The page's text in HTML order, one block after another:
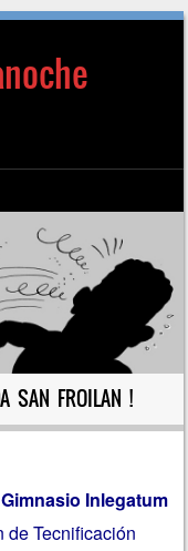
SAN FROILAN !
Gimnasio Inlegatum
de Tecnificación